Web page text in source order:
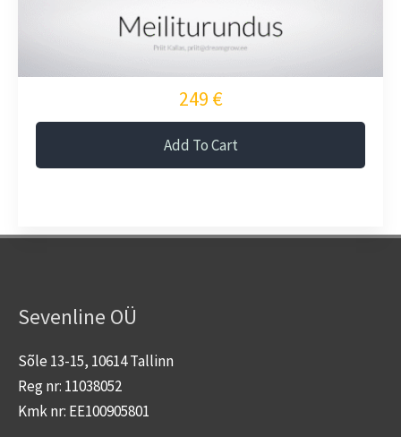
249 €
Add To Cart
Sevenline OÜ
Sõle 13-15, 10614 Tallinn
Reg nr: 11038052
Kmk nr: EE100905801